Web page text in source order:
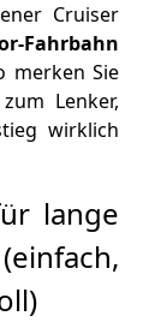
Cruiser
Fahrbahn
merken Sie
Lenker,
wirklich
lange